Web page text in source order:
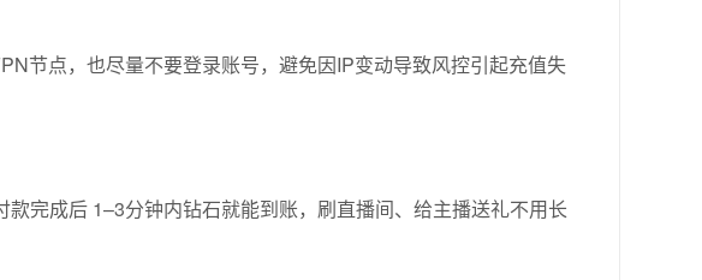
节点，也尽量不要登录账号，避免因IP变动导致风控引起充值失
完成后 1–3分钟内钻石就能到账，刷直播间、给主播送礼不用长